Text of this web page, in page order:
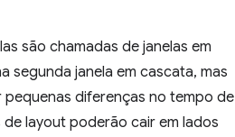
são chamadas de janelas em
segunda janela em cascata, mas
pequenas diferenças no tempo de
layout poderão cair em lados